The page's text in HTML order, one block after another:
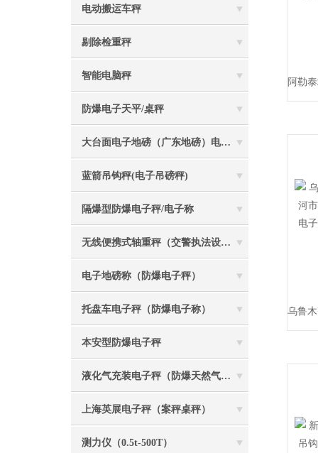
电动搬运车秤
剔除检重秤
智能电脑秤
防爆电子天平/桌秤
大台面电子地磅（广东地磅）电子汽车衡
蓝箭吊钩秤(电子吊磅秤)
隔爆型防爆电子秤/电子称
无线便携式轴重秤（交警执法设备）
电子地磅称（防爆电子秤）
托盘车电子秤（防爆电子称）
本安型防爆电子秤
液化气充装电子秤（防爆天然气灌装称）
上海英展电子秤（案秤桌秤）
测力仪（0.5t-500T）